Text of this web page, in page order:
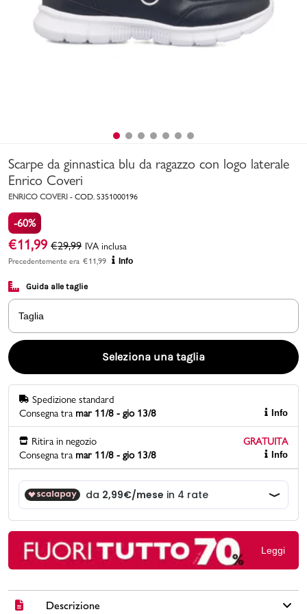
Uomo Bambino
Marchi
Promo & News
contatti
Gift card
Scarpe da ginnastica blu da ragazzo con logo laterale
Enrico Coveri
ENRICO COVERI - COD. S351000196
-60%
€11,99 €29,99 IVA inclusa
Precedentemente era €11,99 Info
Guida alle taglie
Taglia
Seleziona una taglia
Spedizione standard
Consegna tra mar 11/8 - gio 13/8 Info
Ritira in negozio
GRATUITA
Consegna tra mar 11/8 - gio 13/8 Info
Leggi
Descrizione